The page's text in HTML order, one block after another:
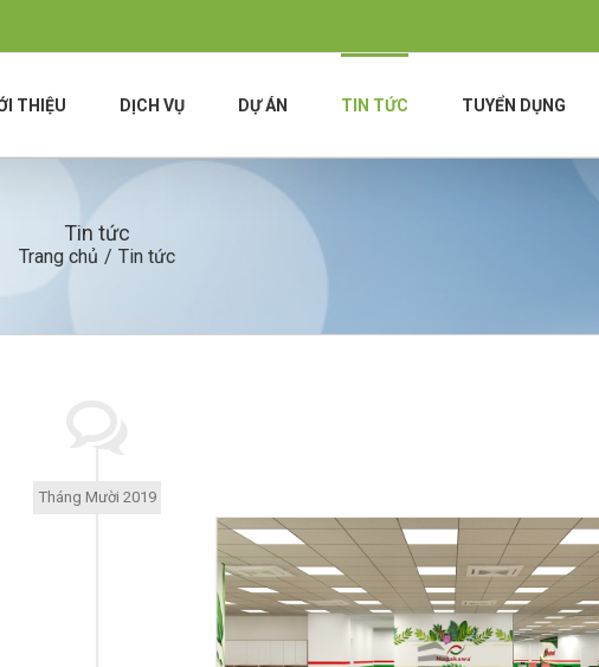
THIỆU DỊCH VỤ DỰ ÁN TIN TỨC TUYỂN DỤNG
Tin tức
Trang chủ / Tin tức
Tháng Mười 2019
Thất Văn